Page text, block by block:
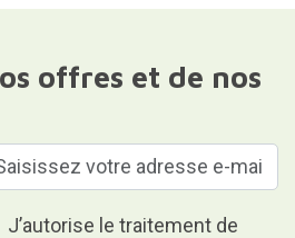
offres et de nos
J’autorise le traitement de